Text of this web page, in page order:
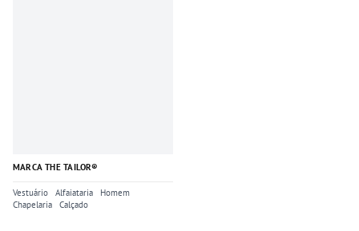
MARCA THE TAILOR®
Vestuário Alfaiataria
Homem
Chapelaria
Calçado